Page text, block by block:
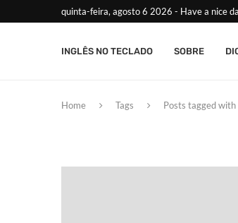
quinta-feira, agosto 6 2026 - Have a nice
INGLÊS NO TECLADO SOBRE
Home Tags Posts tagged